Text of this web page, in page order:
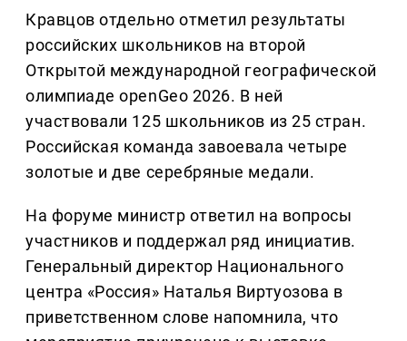
Кравцов отдельно отметил результаты
российских школьников на второй
Открытой международной географической
олимпиаде openGeo 2026. В ней
участвовали 125 школьников из 25 стран.
Российская команда завоевала четыре
золотые и две серебряные медали.
На форуме министр ответил на вопросы
участников и поддержал ряд инициатив.
Генеральный директор Национального
центра «Россия» Наталья Виртуозова в
приветственном слове напомнила, что